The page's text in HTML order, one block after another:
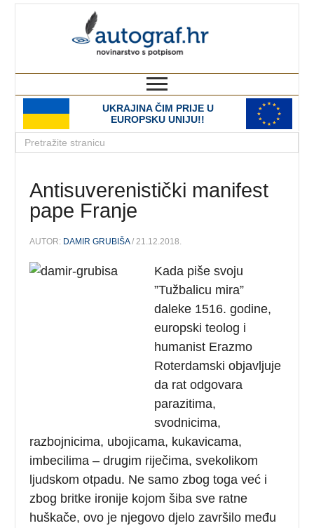
UKRAJINA ČIM PRIJE U
EUROPSKU UNIJU!!
Antisuverenistički manifest
pape Franje
AUTOR: DAMIR GRUBIŠA/ 21.12.2018.
Kada piše svoju
”Tužbalicu mira”
daleke 1516. godine,
europski teolog i
humanist Erazmo
Roterdamski objavljuje
da rat odgovara
parazitima,
svodnicima,
razbojnicima, ubojicama, kukavicama,
imbecilima – drugim riječima, svekolikom
ljudskom otpadu. Ne samo zbog toga već i
zbog britke ironije kojom šiba sve ratne
huškače, ovo je njegovo djelo završilo među